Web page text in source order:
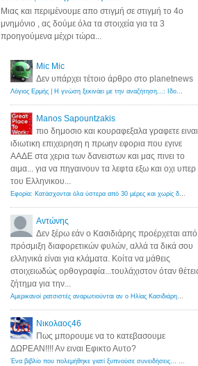
Μιας και περιμένουμε απο στιγμή σε στιγμή το 4ο
μνημόνιο , ας δούμε όλα τα στοιχεία για τα 3
προηγούμενα μέχρι τώρα...
Mic Mic
Δεν υπάρχει τέτοιο άρθρο στο planetnews
Λόγιος Ερμής | Η γνώση ξεκινάει με την αναζήτηση...: Ιδού οι 18 που χρωστούν 11 δις ευρώ!
Manos Sapountzakis
πιο δημοσιο και κουραφεξαλα γραφετε ειναι
ιδιωτικη επιχειρηση η πρωην εφορια που εγινε
ΑΑΔΕ στα χερια των δανειστων και μας πινει το
αιμα... για να πηγαινουν τα λεφτα εξω και οχι υπερ
του Ελληνικου...
Εφορία: Κατάσχονται όλα ύστερα από 30 μέρες και χωρίς δικαστικές αποφάσεις - Λόγιος Ερμής
Αντώνης
Δεν ξέρω εάν ο Κασιδιάρης προέρχεται από
πρόσμιξη διαφορετικών φυλών, αλλά τα δικά σου
ελληνικά είναι για κλάματα. Κοίτα να μάθεις
στοιχειωδώς ορθογραφία...τουλάχιστον όταν
ζήτημα για την...
Αμερικανοί ρατσιστές αναρωτιούνται αν ο Ηλίας Κασιδιάρης ανήκει στη λευκή φυλή... - Λόγιος Ερμής
Νικολαος46
Πως μπορουμε να το κατεβασουμε
ΔΩΡΕΑΝ!!!! Αν ειναι Εφικτο Αυτο?
Ένα βιβλίο που πολεμήθηκε γιατί ξυπνούσε συνειδήσεις... - Λόγιος Ερμής | Η γνώση ξεκινάει με την αναζήτηση...